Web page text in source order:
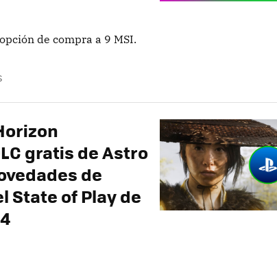
de compra a 9 MSI.
gratis de Astro
de
State of Play de